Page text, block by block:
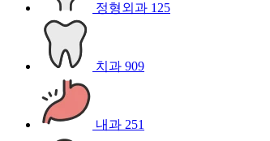
정형외과 125
치과 909
내과 251